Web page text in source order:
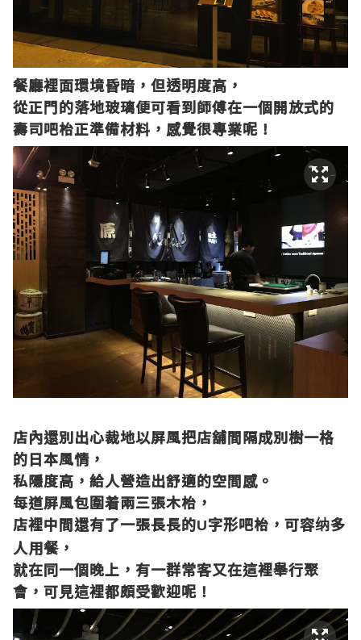
餐廳裡面環境昏暗，但透明度高，
從正門的落地玻璃便可看到師傅在一個開放式的
壽司吧枱正準備材料，感覺很專業呢！
店內還別出心裁地以屏風把店舖間隔成別樹一格
的日本風情，
私隱度高，給人營造出舒適的空間感。
每道屏風包圍着兩三張木枱，
店裡中間還有了一張長長的U字形吧枱，可容纳多
人用餐，
就在同一個晚上，有一群常客又在這裡舉行聚
會，可見這裡都頗受歡迎呢！